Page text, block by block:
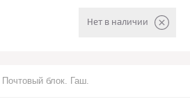
Нет в наличии
Почтовый блок. Гаш.